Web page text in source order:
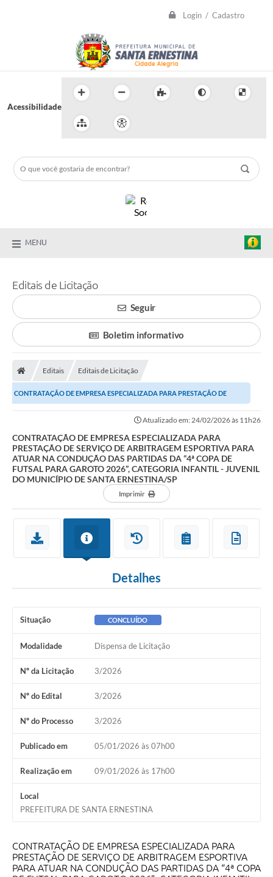
Login / Cadastro
Acessibilidade
MENU
Editais de Licitação
Seguir
Boletim informativo
Editais Editais de Licitação
CONTRATAÇÃO DE EMPRESA ESPECIALIZADA PARA PRESTAÇÃO DE
Atualizado em: 24/02/2026 às 11h26
CONTRATAÇÃO DE EMPRESA ESPECIALIZADA PARA
PRESTAÇÃO DE SERVIÇO DE ARBITRAGEM ESPORTIVA PARA
ATUAR NA CONDUÇÃO DAS PARTIDAS DA “4ª COPA DE
FUTSAL PARA GAROTO 2026”, CATEGORIA INFANTIL - JUVENIL
DO MUNICÍPIO DE SANTA ERNESTINA/SP
Imprimir
Detalhes
Situação CONCLUÍDO
Modalidade Dispensa de Licitação
Nº da Licitação 3/2026
Nº do Edital 3/2026
Nº do Processo 3/2026
Publicado em 05/01/2026 às 07h00
Realização em 09/01/2026 às 17h00
Local
PREFEITURA DE SANTA ERNESTINA
CONTRATAÇÃO DE EMPRESA ESPECIALIZADA PARA
PRESTAÇÃO DE SERVIÇO DE ARBITRAGEM ESPORTIVA
PARA ATUAR NA CONDUÇÃO DAS PARTIDAS DA “4ª COPA